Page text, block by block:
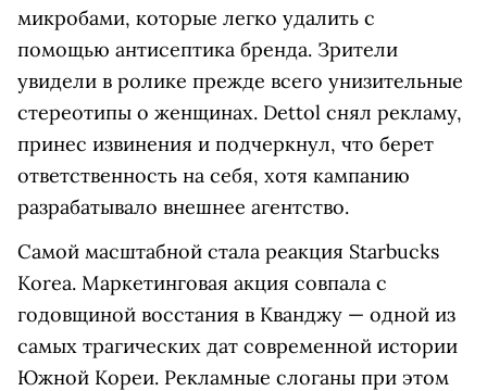
микробами, которые легко удалить с
помощью антисептика бренда. Зрители
увидели в ролике прежде всего унизительные
стереотипы о женщинах. Dettol снял рекламу,
принес извинения и подчеркнул, что берет
ответственность на себя, хотя кампанию
разрабатывало внешнее агентство.
Самой масштабной стала реакция Starbucks
Korea. Маркетинговая акция совпала с
годовщиной восстания в Кванджу — одной из
самых трагических дат современной истории
Южной Кореи. Рекламные слоганы при этом